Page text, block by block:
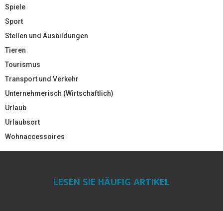
Spiele
Sport
Stellen und Ausbildungen
Tieren
Tourismus
Transport und Verkehr
Unternehmerisch (Wirtschaftlich)
Urlaub
Urlaubsort
Wohnaccessoires
LESEN SIE HÄUFIG ARTIKEL